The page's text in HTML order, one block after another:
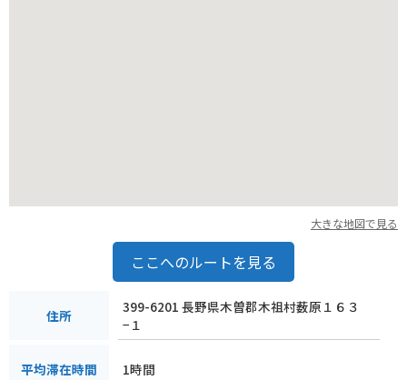
大きな地図で見る
ここへのルートを見る
住所
399-6201 長野県木曽郡木祖村薮原１６３
−１
平均滞在時間 1時間